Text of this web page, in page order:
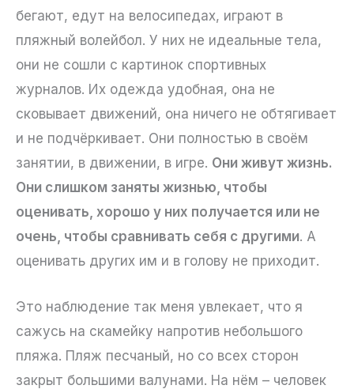
бегают, едут на велосипедах, играют в
пляжный волейбол. У них не идеальные тела,
они не сошли с картинок спортивных
журналов. Их одежда удобная, она не
сковывает движений, она ничего не обтягивает
и не подчёркивает. Они полностью в своём
занятии, в движении, в игре. Они живут жизнь.
Они слишком заняты жизнью, чтобы
оценивать, хорошо у них получается или не
очень, чтобы сравнивать себя с другими. А
оценивать других им и в голову не приходит.
Это наблюдение так меня увлекает, что я
сажусь на скамейку напротив небольшого
пляжа. Пляж песчаный, но со всех сторон
закрыт большими валунами. На нём – человек